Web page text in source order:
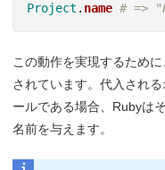
Project . name # =>
この動作を実現するため
されています。代入され
ールである場合、Rubyは
名前を与えます。